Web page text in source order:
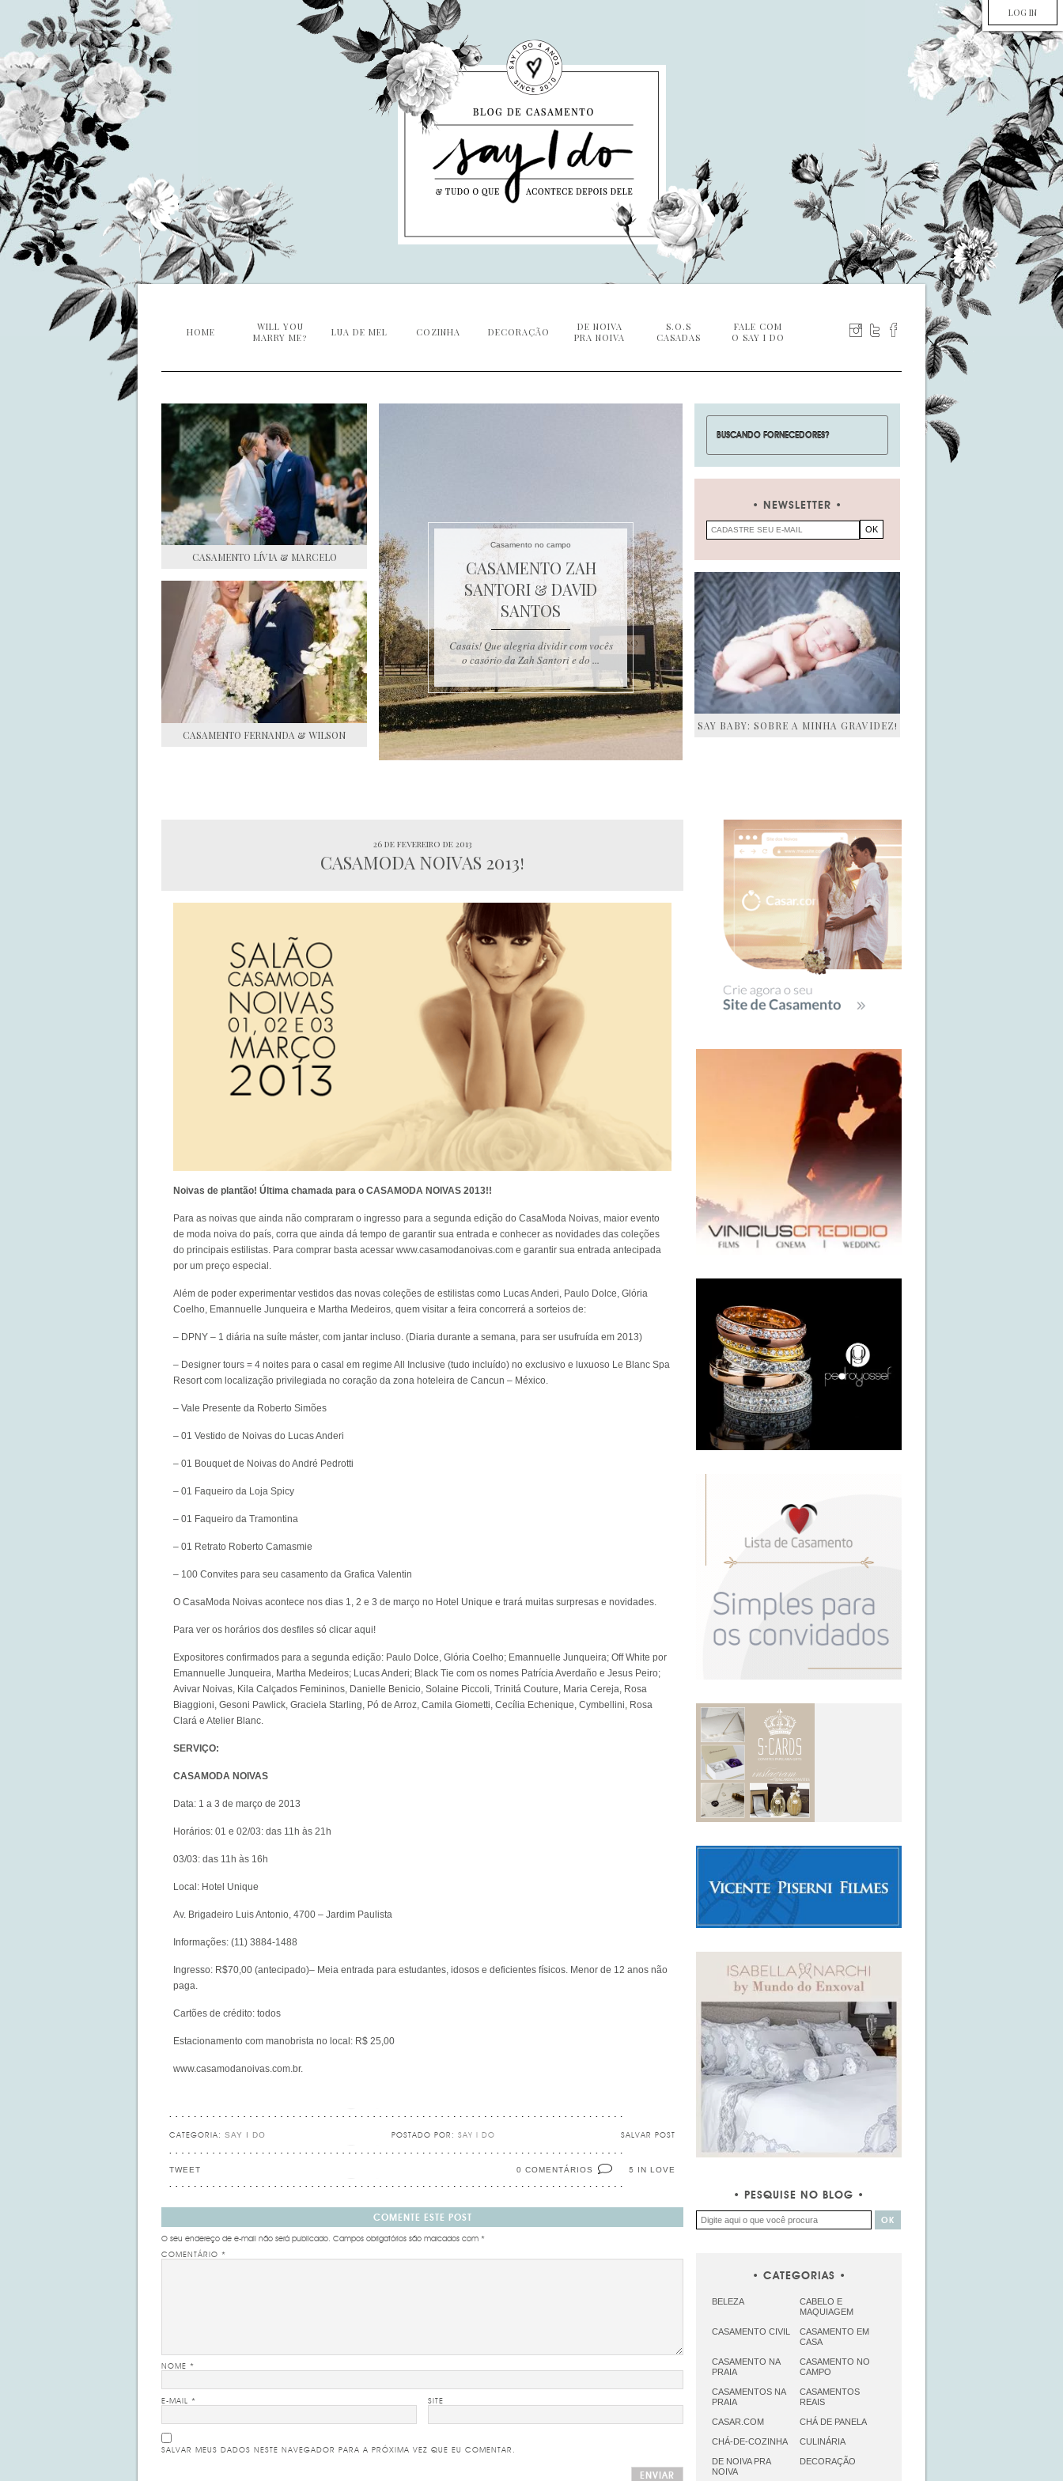
LOG IN
HOME
WILL YOU
MARRY ME?
LUA DE MEL COZINHA DECORAÇÃO
DE NOIVA
PRA NOIVA
S.O.S
CASADAS
FALE COM
O SAY I DO
CASAMENTO LÍVIA & MARCELO
CASAMENTO FERNANDA & WILSON
Casamento no campo
CASAMENTO ZAH
SANTORI & DAVID
SANTOS
Casais! Que alegria dividir com vocês
o casório da Zah Santori e do ...
NEWSLETTER
SAY BABY: SOBRE A MINHA GRAVIDEZ!
26 de fevereiro de 2013
CASAMODA NOIVAS 2013!
Noivas de plantão! Última chamada para o CASAMODA NOIVAS 2013!!
Para as noivas que ainda não compraram o ingresso para a segunda edição do CasaModa Noivas, maior evento
de moda noiva do país, corra que ainda dá tempo de garantir sua entrada e conhecer as novidades das coleções
do principais estilistas. Para comprar basta acessar www.casamodanoivas.com e garantir sua entrada antecipada
por um preço especial.
Além de poder experimentar vestidos das novas coleções de estilistas como Lucas Anderi, Paulo Dolce, Glória
Coelho, Emannuelle Junqueira e Martha Medeiros, quem visitar a feira concorrerá a sorteios de:
– DPNY – 1 diária na suíte máster, com jantar incluso. (Diaria durante a semana, para ser usufruída em 2013)
– Designer tours = 4 noites para o casal em regime All Inclusive (tudo incluído) no exclusivo e luxuoso Le Blanc Spa
Resort com localização privilegiada no coração da zona hoteleira de Cancun – México.
– Vale Presente da Roberto Simões
– 01 Vestido de Noivas do Lucas Anderi
– 01 Bouquet de Noivas do André Pedrotti
– 01 Faqueiro da Loja Spicy
– 01 Faqueiro da Tramontina
– 01 Retrato Roberto Camasmie
– 100 Convites para seu casamento da Grafica Valentin
O CasaModa Noivas acontece nos dias 1, 2 e 3 de março no Hotel Unique e trará muitas surpresas e novidades.
Para ver os horários dos desfiles só clicar aqui!
Expositores confirmados para a segunda edição: Paulo Dolce, Glória Coelho; Emannuelle Junqueira; Off White por
Emannuelle Junqueira, Martha Medeiros; Lucas Anderi; Black Tie com os nomes Patrícia Averdaño e Jesus Peiro;
Avivar Noivas, Kila Calçados Femininos, Danielle Benicio, Solaine Piccoli, Trinitá Couture, Maria Cereja, Rosa
Biaggioni, Gesoni Pawlick, Graciela Starling, Pó de Arroz, Camila Giometti, Cecília Echenique, Cymbellini, Rosa
Clará e Atelier Blanc.
SERVIÇO:
CASAMODA NOIVAS
Data: 1 a 3 de março de 2013
Horários: 01 e 02/03: das 11h às 21h
03/03: das 11h às 16h
Local: Hotel Unique
Av. Brigadeiro Luis Antonio, 4700 – Jardim Paulista
Informações: (11) 3884-1488
Ingresso: R$70,00 (antecipado)– Meia entrada para estudantes, idosos e deficientes físicos. Menor de 12 anos não
paga.
Cartões de crédito: todos
Estacionamento com manobrista no local: R$ 25,00
www.casamodanoivas.com.br.
CATEGORIA: SAY I DO SALVAR POST
POSTADO POR: SAY I DO
5 IN LOVE
0 COMENTÁRIOS
TWEET
COMENTE ESTE POST
O seu endereço de e-mail não será publicado. Campos obrigatórios são marcados com *
COMENTÁRIO *
NOME *
E-MAIL * SITE
SALVAR MEUS DADOS NESTE NAVEGADOR PARA A PRÓXIMA VEZ QUE EU COMENTAR.
SIDEBAR
PESQUISE NO BLOG
CATEGORIAS
BELEZA
CABELO E
MAQUIAGEM
CASAMENTO CIVIL
CASAMENTO EM
CASA
CASAMENTO NA
PRAIA
CASAMENTO NO
CAMPO
CASAMENTOS NA
PRAIA
CASAMENTOS
REAIS
CASAR.COM CHÁ DE PANELA
CHÁ-DE-COZINHA CULINÁRIA
DE NOIVA PRA
NOIVA
DECORAÇÃO